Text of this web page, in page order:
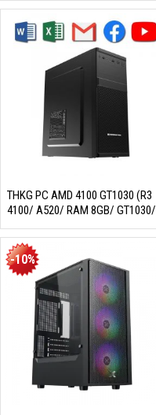
THKG PC AMD 4100 GT1030 (R3
4100/ A520/ RAM 8GB/ GT1030/
SSD 256GB/ 350W/ DOS)
-10%